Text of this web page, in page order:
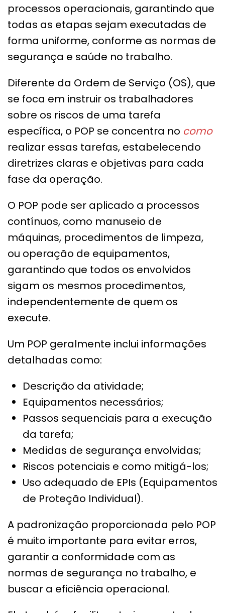
processos operacionais, garantindo que
todas as etapas sejam executadas de
forma uniforme, conforme as normas de
segurança e saúde no trabalho.
Diferente da Ordem de Serviço (OS), que
se foca em instruir os trabalhadores
sobre os riscos de uma tarefa
específica, o POP se concentra no como
realizar essas tarefas, estabelecendo
diretrizes claras e objetivas para cada
fase da operação.
O POP pode ser aplicado a processos
contínuos, como manuseio de
máquinas, procedimentos de limpeza,
ou operação de equipamentos,
garantindo que todos os envolvidos
sigam os mesmos procedimentos,
independentemente de quem os
execute.
Um POP geralmente inclui informações
detalhadas como:
Descrição da atividade;
Equipamentos necessários;
Passos sequenciais para a execução
da tarefa;
Medidas de segurança envolvidas;
Riscos potenciais e como mitigá-los;
Uso adequado de EPIs (Equipamentos
de Proteção Individual).
A padronização proporcionada pelo POP
é muito importante para evitar erros,
garantir a conformidade com as
normas de segurança no trabalho, e
buscar a eficiência operacional.